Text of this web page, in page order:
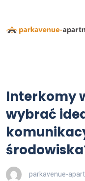
Interkomy
wybrać
parkavenue-